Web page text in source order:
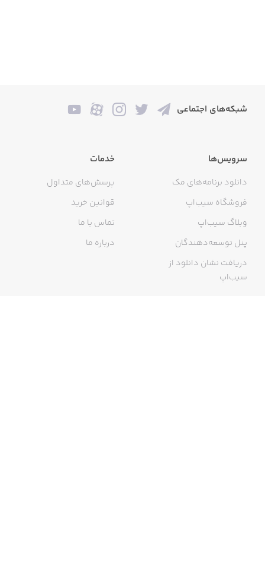
شبکه‌های اجتماعی
سرویس‌ها
دانلود برنامه‌های مک
فروشگاه سیب‌اپ
وبلاگ سیب‌اپ
پنل توسعه‌دهندگان
دریافت نشان دانلود از
سیب‌اپ
خدمات
پرسش‌های متداول
قوانین خرید
تماس با ما
درباره ما